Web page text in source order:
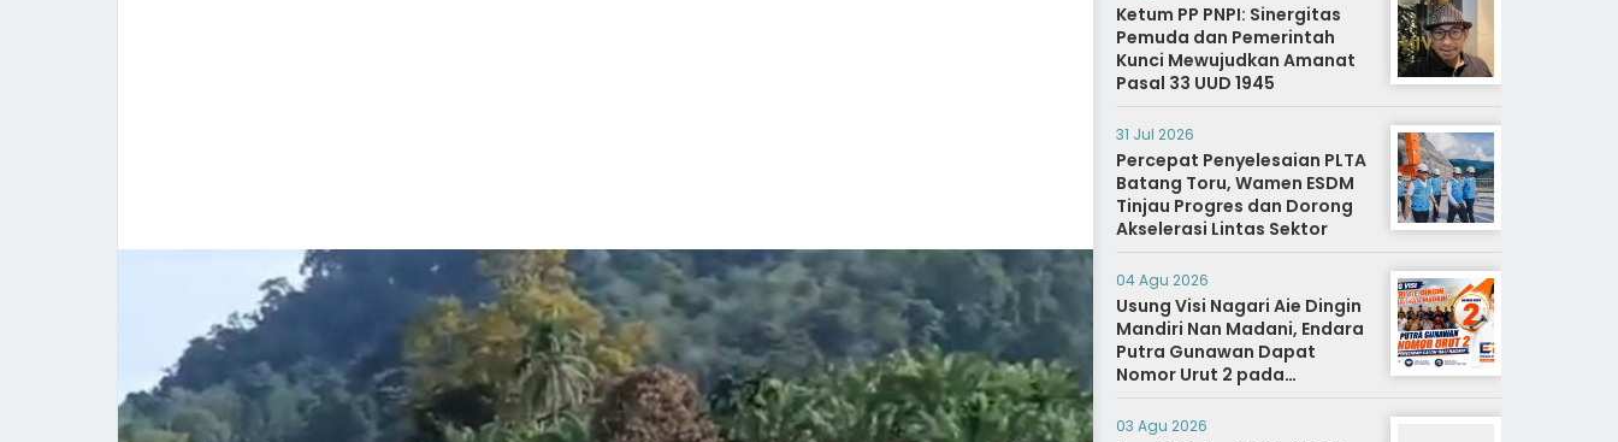
Ketum PP PNPI: Sinergitas
Pemuda dan Pemerintah
Kunci Mewujudkan Amanat
Pasal 33 UUD 1945
31 Jul 2026
Percepat Penyelesaian PLTA
Batang Toru, Wamen ESDM
Tinjau Progres dan Dorong
Akselerasi Lintas Sektor
04 Agu 2026
Usung Visi Nagari Aie Dingin
Mandiri Nan Madani, Endara
Putra Gunawan Dapat
Nomor Urut 2 pada
Penetapan Calon Wali
Nagari.
03 Agu 2026